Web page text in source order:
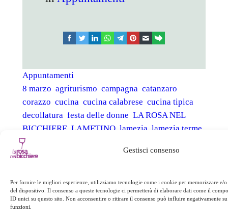
Gestisci consenso
Per fornire le migliori esperienze, utilizziamo tecnologie come i cookie per memorizzare e/
del dispositivo. Il consenso a queste tecnologie ci permetterà di elaborare dati come il
ID unici su questo sito. Non acconsentire o ritirare il consenso può influire negativamente
funzioni.
facebooktwitterlinkedinwhatsapptelegram
pinterest email link
Appuntamenti
8 marzo agriturismo campagna catanzaro
corazzo cucina cucina calabrese cucina tipica
decollatura festa delle donne LA ROSA NEL
BICCHIERE LAMETINO lamezia lamezia terme
last minute
ristorante
rosa nel bicchiere rubbettino SILA
←
Successivo: